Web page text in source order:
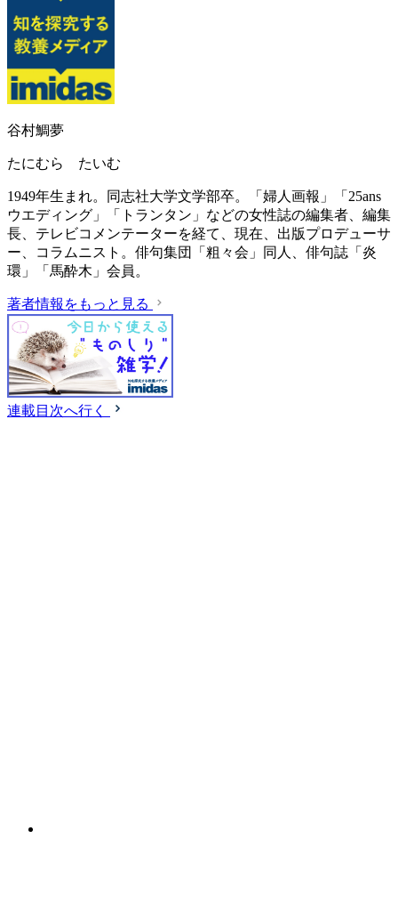
谷村鯛夢
たにむら たいむ
1949年生まれ。同志社大学文学部卒。「婦人画報」「25ans
ウエディング」「トランタン」などの女性誌の編集者、編集
長、テレビコメンテーターを経て、現在、出版プロデューサ
ー、コラムニスト。俳句集団「粗々会」同人、俳句誌「炎
環」「馬酔木」会員。
著者情報をもっと見る
連載目次へ行く